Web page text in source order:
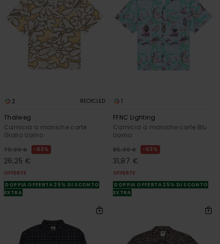
2 RECYCLED
Thalweg
Camicia a maniche corte
Giallo Uomo
70,00 € 63%
26,25 €
OFFERTE
DOPPIA OFFERTA 25% DI SCONTO
EXTRA
1
FFNC Lighting
Camicia a maniche corte Blu
Uomo
85,00 € 63%
31,87 €
OFFERTE
DOPPIA OFFERTA 25% DI SCONTO
EXTRA